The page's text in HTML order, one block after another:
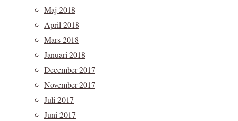
Maj 2018
April 2018
Mars 2018
Januari 2018
December 2017
November 2017
Juli 2017
Juni 2017